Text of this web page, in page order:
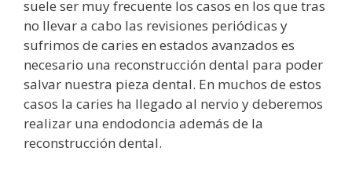
suele ser muy frecuente los casos en los que tras
no llevar a cabo las revisiones periódicas y
sufrimos de caries en estados avanzados es
necesario una reconstrucción dental para poder
salvar nuestra pieza dental. En muchos de estos
casos la caries ha llegado al nervio y deberemos
realizar una endodoncia además de la
reconstrucción dental.